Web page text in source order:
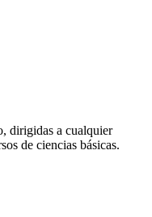
dirigidas a cualquier
de ciencias básicas.